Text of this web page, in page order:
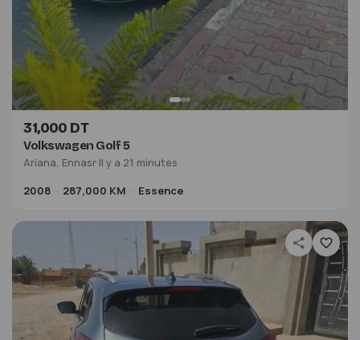
31,000 DT
Volkswagen Golf 5
Ariana, Ennasr·Il y a 22 minutes
2008
287,000 KM Essence